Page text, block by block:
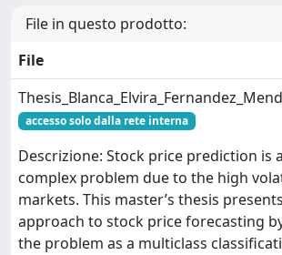
File in questo prodotto:
File
accesso solo dalla rete interna
Descrizione: Stock price prediction is
complex problem due to the high
markets. This master’s thesis
approach to stock price forecasting
the problem as a multiclass